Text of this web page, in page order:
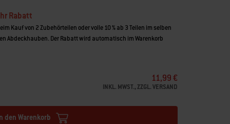
Rabatt
Kauf von 2 Zubehörteilen oder volle 10 % ab 3 Teilen im selben
Abdeckhauben. Der Rabatt wird automatisch im Warenkorb
11,99 €
INKL. MWST., ZZGL. VERSAND
den Warenkorb